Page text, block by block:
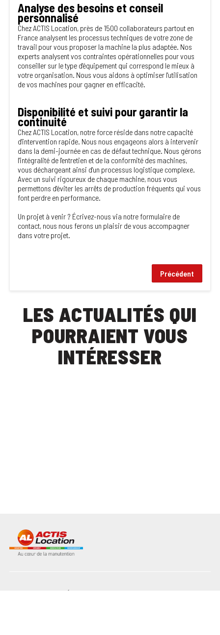
Analyse des besoins et conseil
personnalisé
Chez ACTIS Location, près de 1500 collaborateurs partout en
France analysent les processus techniques de votre zone de
travail pour vous proposer la machine la plus adaptée. Nos
experts analysent vos contraintes opérationnelles pour vous
conseiller sur le type d'équipement qui correspond le mieux à
votre organisation. Nous vous aidons à optimiser l'utilisation
de vos machines pour gagner en efficacité.
Disponibilité et suivi pour garantir la
continuité
Chez ACTIS Location, notre force réside dans notre capacité
d'intervention rapide. Nous nous engageons alors à intervenir
dans la demi-journée en cas de défaut technique. Nous gérons
l'intégralité de l'entretien et de la conformité des machines,
vous déchargeant ainsi d'un processus logistique complexe.
Avec un suivi rigoureux de chaque machine, nous vous
permettons d'éviter les arrêts de production fréquents qui vous
font perdre en performance.
Un projet à venir ? Écrivez-nous via notre formulaire de
contact, nous nous ferons un plaisir de vous accompagner
dans votre projet.
Précédent
LES ACTUALITÉS QUI
POURRAIENT VOUS
INTÉRESSER
NOS MATÉRIELS